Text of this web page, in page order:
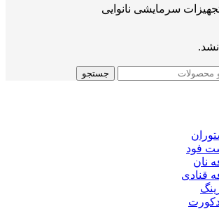
سرمایشی نانوایی
جستجو
فود
نان
قنادی